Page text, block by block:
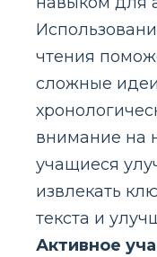
чтения
сложные
внимание на
учащиеся
извлекать
текста и
Активное